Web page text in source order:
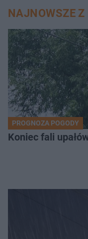
NAJNOWSZE Z
PROGNOZA POGODY
Koniec fali